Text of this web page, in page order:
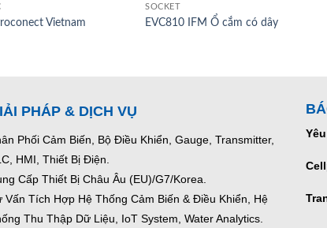
Vietnam
SOCKET
EVC810 IFM Ổ cắm có dây
PHÁP & DỊCH VỤ
Phối Cảm Biến, Bộ Điều Khiển, Gauge, Transmitter,
HMI, Thiết Bị Điện.
Cấp Thiết Bị Châu Âu (EU)/G7/Korea.
Vấn Tích Hợp Hệ Thống Cảm Biến & Điều Khiển, Hệ
Thu Thập Dữ Liệu, IoT System, Water Analytics.